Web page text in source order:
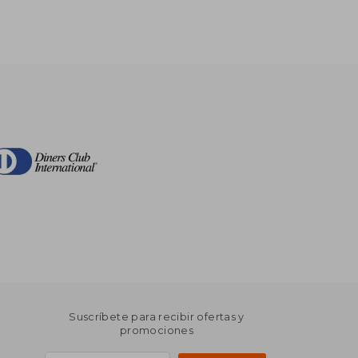
Suscríbete para recibir ofertas y
promociones